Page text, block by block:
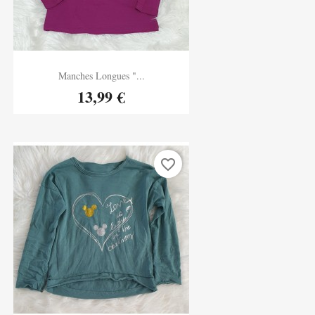
Aperçu rapide
Manches Longues "...
13,99 €
favorite_border